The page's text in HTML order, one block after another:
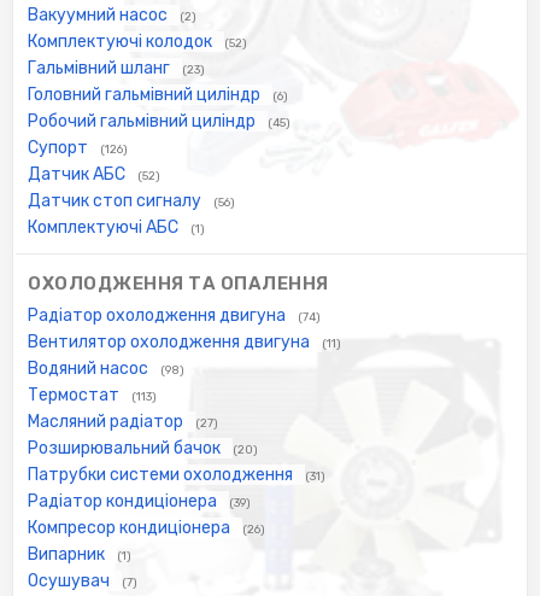
Вакуумний насос (2)
Комплектуючі колодок (52)
Гальмівний шланг (23)
Головний гальмівний циліндр (6)
Робочий гальмівний циліндр (45)
Супорт (126)
Датчик АБС (52)
Датчик стоп сигналу (56)
Комплектуючі АБС (1)
ОХОЛОДЖЕННЯ ТА ОПАЛЕННЯ
Радіатор охолодження двигуна (74)
Вентилятор охолодження двигуна (11)
Водяний насос (98)
Термостат (113)
Масляний радіатор (27)
Розширювальний бачок (20)
Патрубки системи охолодження (31)
Радіатор кондиціонера (39)
Компресор кондиціонера (26)
Випарник (1)
Осушувач (7)